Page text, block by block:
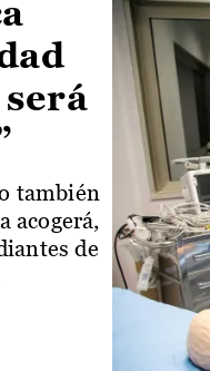
también
acogerá,
de